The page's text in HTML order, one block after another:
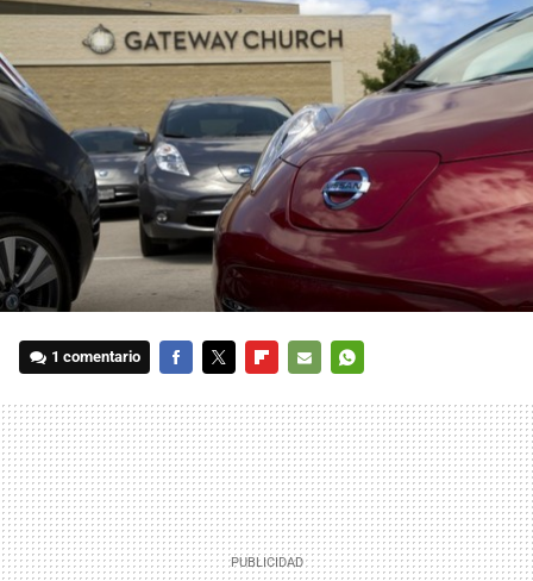
1 comentario
MAIL